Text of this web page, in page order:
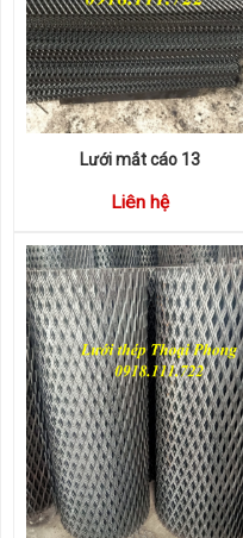
Lưới mắt cáo 13
Liên hệ